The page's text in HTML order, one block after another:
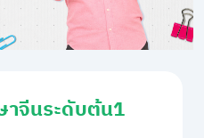
จีนระดับต้น1